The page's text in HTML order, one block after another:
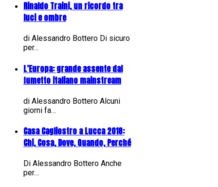
Rinaldo Traini, un ricordo tra
luci e ombre
di Alessandro Bottero Di sicuro
per…
L’Europa: grande assente dal
fumetto italiano mainstream
di Alessandro Bottero Alcuni
giorni fa…
Casa Cagliostro a Lucca 2018:
Chi, Cosa, Dove, Quando, Perché
Di Alessandro Bottero Anche
per…